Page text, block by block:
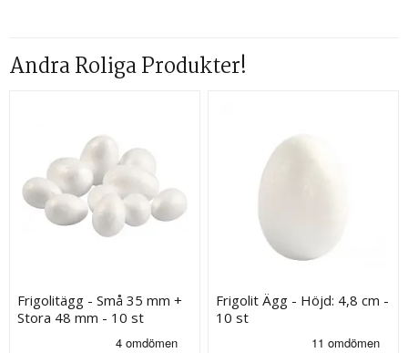
Andra Roliga Produkter!
Frigolitägg - Små 35 mm +
Stora 48 mm - 10 st
Frigolit Ägg - Höjd: 4,8 cm -
10 st